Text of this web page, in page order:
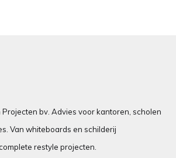
bv. Advies voor kantoren, scholen
Van whiteboards en schilderij
restyle projecten.